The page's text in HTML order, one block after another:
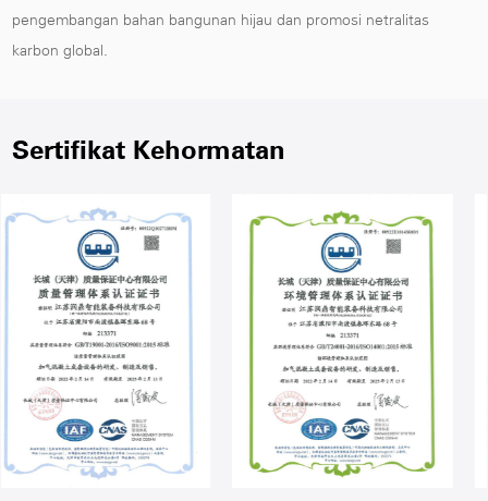
pengembangan bahan bangunan hijau dan promosi netralitas
karbon global.
Sertifikat Kehormatan